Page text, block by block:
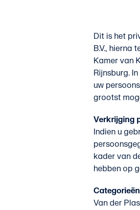
Dit is het
B.V., hierna
Kamer van
Rijnsburg.
uw
grootst
Verkrijging
Indien u
kader van
hebben op
Van der